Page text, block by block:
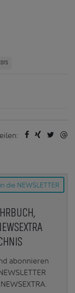
die NEWSLETTER
abonnieren